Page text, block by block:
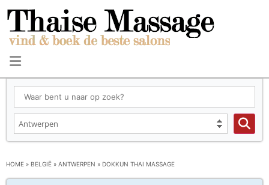
HOME » BELGIË » ANTWERPEN » DOKKUN THAI MASSAGE